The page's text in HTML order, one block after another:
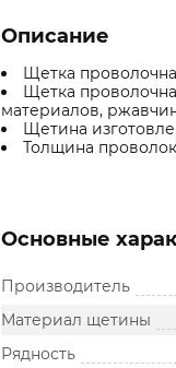
Описание
Щетка
Щетка
материалов,
Щетина
Толщина
Основные
Производитель
Материал щетины
Рядность